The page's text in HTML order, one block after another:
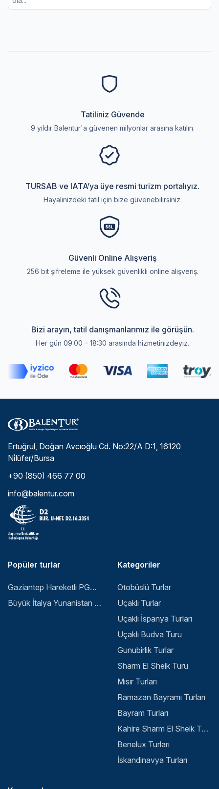
Tatiliniz Güvende
9 yıldır Balentur'a güvenen milyonlar arasına katılın.
TURSAB ve IATA’ya üye resmi turizm portalıyız.
Hayalinizdeki tatil için bize güvenebilirsiniz.
Güvenli Online Alışveriş
256 bit şifreleme ile yüksek güvenlikli online alışveriş.
Bizi arayın, tatil danışmanlarımız ile görüşün.
Her gün 09:00 – 18:30 arasında hizmetinizdeyiz.
Ertuğrul, Doğan Avcıoğlu Cd. No:22/A D:1, 16120
Ni̇lüfer/Bursa
+90 (850) 466 77 00
info@balentur.com
Popüler turlar
Gaziantep Hareketli PGS ile Buyuk Balkan 6 Gece 8 Gun Vizesiz SKP-SKP
Büyük İtalya Yunanistan Balkan Turu - İstanbul
Kategoriler
Otobüslü Turlar
Uçaklı Turlar
Uçaklı İspanya Turları
Uçaklı Budva Turu
Gunubirlik Turlar
Sharm El Sheik Turu
Mısır Turları
Ramazan Bayramı Turları
Bayram Turları
Kahire Sharm El Sheik Turu
Benelux Turları
İskandinavya Turları